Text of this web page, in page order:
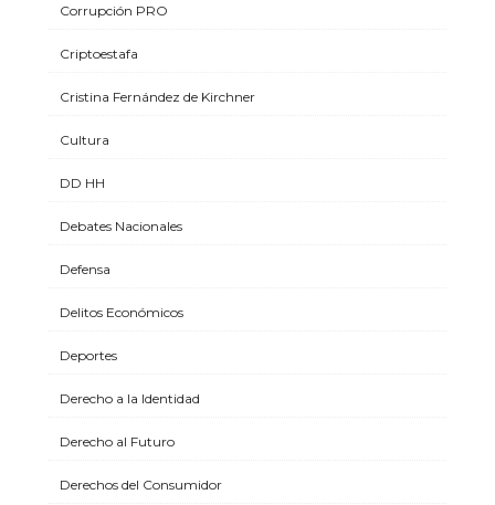
Corrupción PRO
Criptoestafa
Cristina Fernández de Kirchner
Cultura
DD HH
Debates Nacionales
Defensa
Delitos Económicos
Deportes
Derecho a la Identidad
Derecho al Futuro
Derechos del Consumidor